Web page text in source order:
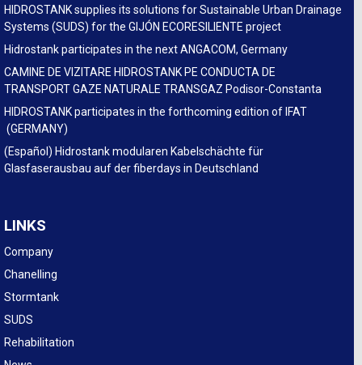
HIDROSTANK supplies its solutions for Sustainable Urban Drainage
Systems (SUDS) for the GIJÓN ECORESILIENTE project
Hidrostank participates in the next ANGACOM, Germany
CAMINE DE VIZITARE HIDROSTANK PE CONDUCTA DE
TRANSPORT GAZE NATURALE TRANSGAZ Podisor-Constanta
HIDROSTANK participates in the forthcoming edition of IFAT
(GERMANY)
(Español) Hidrostank modularen Kabelschächte für
Glasfaserausbau auf der fiberdays in Deutschland
LINKS
Company
Chanelling
Stormtank
SUDS
Rehabilitation